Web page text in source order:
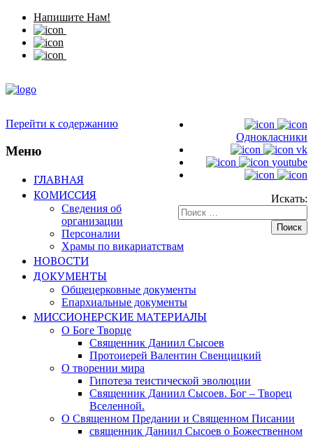
Напишите Нам!
Однокласники
vk
youtube
Искать:
Перейти к содержанию
Меню
ГЛАВНАЯ
КОМИССИЯ
Сведения об
организации
Персоналии
Храмы по викариатствам
НОВОСТИ
ДОКУМЕНТЫ
Общецерковные документы
Епархиальные документы
МИССИОНЕРСКИЕ МАТЕРИАЛЫ
О Боге Творце
Священник Даниил Сысоев
Протоиерей Валентин Свенцицкий
О творении мира
Гипотеза теистической эволюции
Священник Даниил Сысоев. Бог – Творец
Вселенной.
О Священном Предании и Священном Писании
священник Даниил Сысоев о Божественном